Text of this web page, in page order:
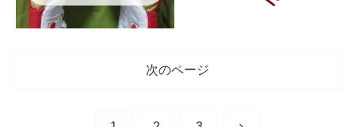
次のページ